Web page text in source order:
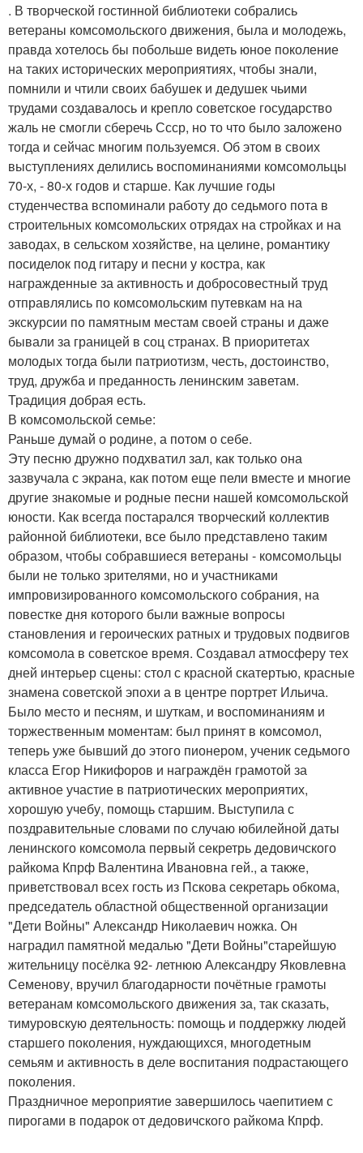
. В творческой гостинной библиотеки собрались
ветераны комсомольского движения, была и молодежь,
правда хотелось бы побольше видеть юное поколение
на таких исторических мероприятиях, чтобы знали,
помнили и чтили своих бабушек и дедушек чьими
трудами создавалось и крепло советское государство
жаль не смогли сберечь Ссср, но то что было заложено
тогда и сейчас многим пользуемся. Об этом в своих
выступлениях делились воспоминаниями комсомольцы
70-х, - 80-х годов и старше. Как лучшие годы
студенчества вспоминали работу до седьмого пота в
строительных комсомольских отрядах на стройках и на
заводах, в сельском хозяйстве, на целине, романтику
посиделок под гитару и песни у костра, как
награжденные за активность и добросовестный труд
отправлялись по комсомольским путевкам на на
экскурсии по памятным местам своей страны и даже
бывали за границей в соц странах. В приоритетах
молодых тогда были патриотизм, честь, достоинство,
труд, дружба и преданность ленинским заветам.
Традиция добрая есть.
В комсомольской семье:
Раньше думай о родине, а потом о себе.
Эту песню дружно подхватил зал, как только она
зазвучала с экрана, как потом еще пели вместе и многие
другие знакомые и родные песни нашей комсомольской
юности. Как всегда постарался творческий коллектив
районной библиотеки, все было представлено таким
образом, чтобы собравшиеся ветераны - комсомольцы
были не только зрителями, но и участниками
импровизированного комсомольского собрания, на
повестке дня которого были важные вопросы
становления и героических ратных и трудовых подвигов
комсомола в советское время. Создавал атмосферу тех
дней интерьер сцены: стол с красной скатертью, красные
знамена советской эпохи а в центре портрет Ильича.
Было место и песням, и шуткам, и воспоминаниям и
торжественным моментам: был принят в комсомол,
теперь уже бывший до этого пионером, ученик седьмого
класса Егор Никифоров и награждён грамотой за
активное участие в патриотических мероприятих,
хорошую учебу, помощь старшим. Выступила с
поздравительные словами по случаю юбилейной даты
ленинского комсомола первый секретрь дедовичского
райкома Кпрф Валентина Ивановна гей., а также,
приветствовал всех гость из Пскова секретарь обкома,
председатель областной общественной организации
"Дети Войны" Александр Николаевич ножка. Он
наградил памятной медалью "Дети Войны"старейшую
жительницу посёлка 92- летнюю Александру Яковлевна
Семенову, вручил благодарности почётные грамоты
ветеранам комсомольского движения за, так сказать,
тимуровскую деятельность: помощь и поддержку людей
старшего поколения, нуждающихся, многодетным
семьям и активность в деле воспитания подрастающего
поколения.
Праздничное мероприятие завершилось чаепитием с
пирогами в подарок от дедовичского райкома Кпрф.